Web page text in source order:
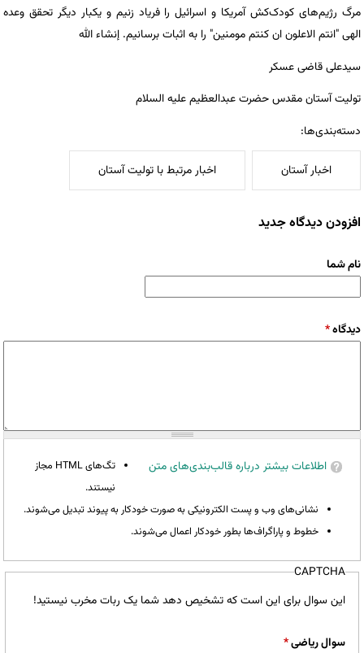
مرگ رژیم‌های کودک‌کش آمریکا و اسرائیل را فریاد زنیم و یکبار دیگر تحقق وعده
الهی "انتم الاعلون ان کنتم مومنین" را به اثبات برسانیم. إنشاء الله
سیدعلی قاضی عسکر
تولیت آستان مقدس حضرت عبدالعظیم علیه السلام
دسته‌بندی‌ها:
اخبار آستان اخبار مرتبط با تولیت آستان
افزودن دیدگاه جدید
نام شما
دیدگاه*
اطلاعات بیشتر درباره قالب‌بندی‌های متن
تگ‌های HTML مجاز
نیستند.
نشانی‌های وب و پست الکترونیکی به صورت خودکار به پیوند تبدیل می‌شوند.
خطوط و پاراگراف‌ها بطور خودکار اعمال می‌شوند.
CAPTCHA
این سوال برای این است که تشخیص دهد شما یک ربات مخرب نیستید!
سوال ریاضی*